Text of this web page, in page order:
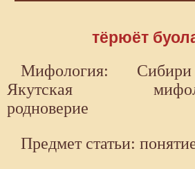
тёрюёт
Мифология:
Якутская
родноверие
Предмет статьи: